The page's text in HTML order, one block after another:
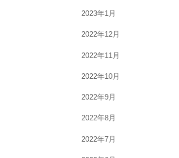
2023年1月
2022年12月
2022年11月
2022年10月
2022年9月
2022年8月
2022年7月